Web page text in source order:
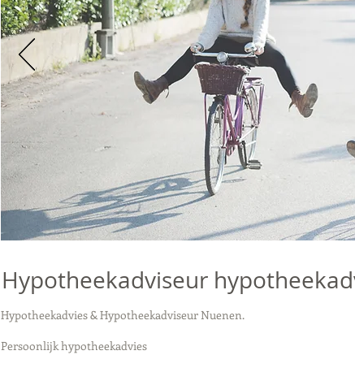
Hypotheekadviseur
Hypotheekadvies & Hypotheekadviseur Nuenen.
Persoonlijk hypotheekadvies